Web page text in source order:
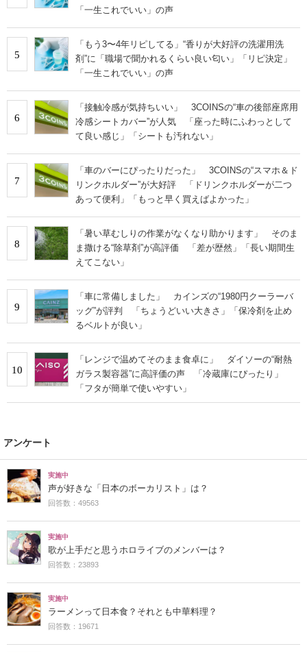
「一生これでいい」の声
5
「もう3〜4年リピしてる」“香りが大好評の洗濯用洗
剤”に「職場で聞かれるくらい良い匂い」「リピ決定」
「一生これでいい」の声
6
「接触冷感が気持ちいい」 3COINSの“車の後部座席用
冷感シートカバー”が人気 「座った時にふわっとして
て良い感じ」「シートも汚れない」
7
「車のバーにぴったりだった」 3COINSの“スマホ＆ド
リンクホルダー”が大好評 「ドリンクホルダーが二つ
あって便利」「もっと早く買えばよかった」
8
「暑い草むしりの作業がなくなり助かります」 そのま
ま撒ける“除草剤”が高評価 「差が歴然」「長い期間生
えてこない」
9
「車に常備しました」 カインズの“1980円クーラーバ
ッグ”が評判 「ちょうどいい大きさ」「保冷剤を止め
るベルトが良い」
10
「レンジで温めてそのまま食卓に」 ダイソーの“耐熱
ガラス製容器”に高評価の声 「冷蔵庫にぴったり」
「フタが簡単で使いやすい」
アンケート
実施中
声が好きな「日本のボーカリスト」は？
回答数：49563
実施中
歌が上手だと思うホロライブのメンバーは？
回答数：23893
実施中
ラーメンって日本食？それとも中華料理？
回答数：19671